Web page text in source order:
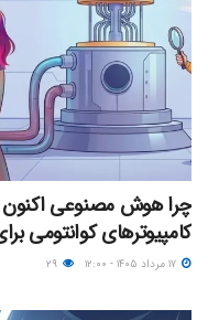
چرا هوش مصنوعی اکنون
کامپیوترهای کوانتومی